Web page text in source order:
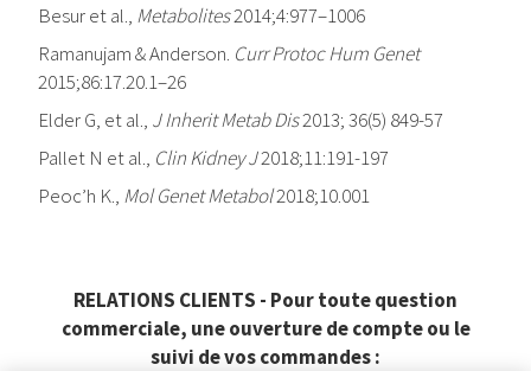
Besur et al., Metabolites2014;4:977–1006
Ramanujam & Anderson. Curr Protoc Hum Genet
2015;86:17.20.1–26
Elder G, et al., J Inherit Metab Dis2013; 36(5) 849-57
Pallet N et al., Clin Kidney J2018;11:191-197
Peoc’h K., Mol Genet Metabol2018;10.001
RELATIONS CLIENTS - Pour toute question
commerciale, une ouverture de compte ou le
suivi de vos commandes :